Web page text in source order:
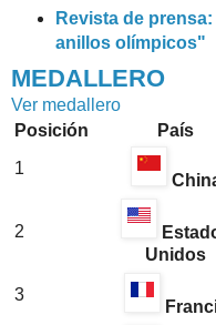
Revista de
anillos olímpicos"
MEDALLERO
Ver medallero
Posición
País
1
2
Unidos
3